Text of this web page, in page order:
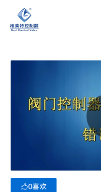
0喜欢